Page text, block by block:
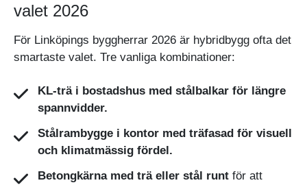
valet 2026
För Linköpings byggherrar 2026 är hybridbygg ofta det
smartaste valet. Tre vanliga kombinationer:
KL-trä i bostadshus med stålbalkar för längre
spannvidder.
Stålrambygge i kontor med träfasad för visuell
och klimatmässig fördel.
Betongkärna med trä eller stål runt för att